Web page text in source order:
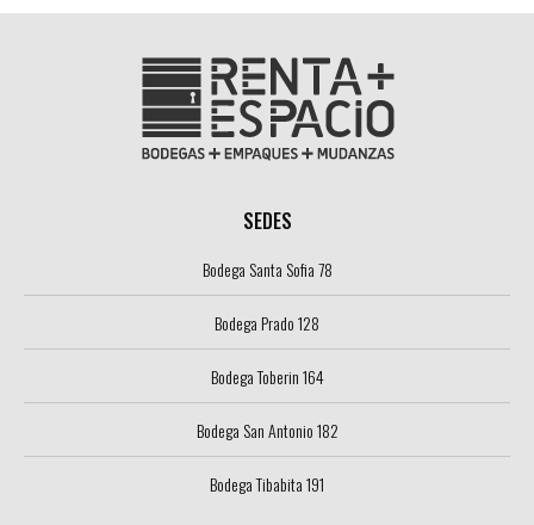
SEDES
Bodega Santa Sofia 78
Bodega Prado 128
Bodega Toberin 164
Bodega San Antonio 182
Bodega Tibabita 191